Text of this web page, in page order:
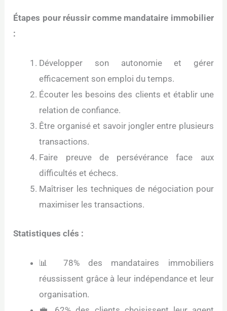
Étapes pour réussir comme mandataire immobilier
:
Développer son autonomie et gérer
efficacement son emploi du temps.
Écouter les besoins des clients et établir une
relation de confiance.
Être organisé et savoir jongler entre plusieurs
transactions.
Faire preuve de persévérance face aux
difficultés et échecs.
Maîtriser les techniques de négociation pour
maximiser les transactions.
Statistiques clés :
📊 78% des mandataires immobiliers
réussissent grâce à leur indépendance et leur
organisation.